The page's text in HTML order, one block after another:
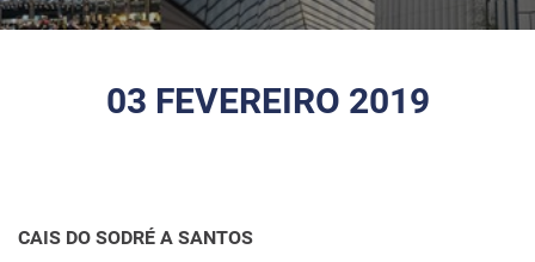
03 FEVEREIRO 2019
CAIS DO SODRÉ A SANTOS